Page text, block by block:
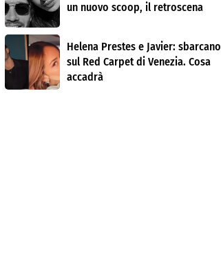
un nuovo scoop, il retroscena
Helena Prestes e Javier: sbarcano
sul Red Carpet di Venezia. Cosa
accadrà